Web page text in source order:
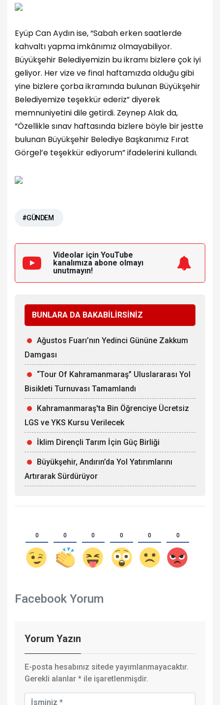
Eyüp Can Aydın ise, “Sabah erken saatlerde
kahvaltı yapma imkânımız olmayabiliyor.
Büyükşehir Belediyemizin bu ikramı bizlere çok iyi
geliyor. Her vize ve final haftamızda olduğu gibi
yine bizlere çorba ikramında bulunan Büyükşehir
Belediyemize teşekkür ederiz” diyerek
memnuniyetini dile getirdi. Zeynep Alak da,
“Özellikle sınav haftasında bizlere böyle bir jestte
bulunan Büyükşehir Belediye Başkanımız Fırat
Görgel’e teşekkür ediyorum” ifadelerini kullandı.
#GÜNDEM
Videolar için YouTube
kanalımıza abone olmayı
unutmayın!
BUNLARA DA BAKABİLİRSİNİZ
Ağustos Fuarı’nın Yedinci Gününe Zakkum
Damgası
“Tour Of Kahramanmaraş” Uluslararası Yol
Bisikleti Turnuvası Tamamlandı
Kahramanmaraş'ta Bin Öğrenciye Ücretsiz
LGS ve YKS Kursu Verilecek
İklim Dirençli Tarım İçin Güç Birliği
Büyükşehir, Andırın’da Yol Yatırımlarını
Artırarak Sürdürüyor
0 0 0 0 0 0
Facebook Yorum
Yorum Yazın
E-posta hesabınız sitede yayımlanmayacaktır.
Gerekli alanlar * ile işaretlenmişdir.